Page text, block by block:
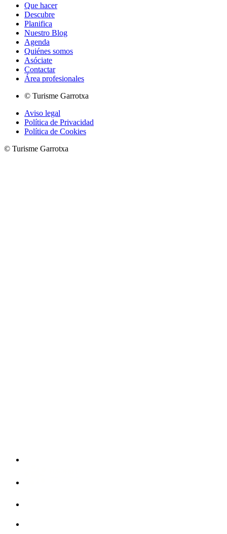
Que hacer
Descubre
Planifica
Nuestro Blog
Agenda
Quiénes somos
Asóciate
Contactar
Área profesionales
© Turisme Garrotxa
Aviso legal
Política de Privacidad
Política de Cookies
© Turisme Garrotxa